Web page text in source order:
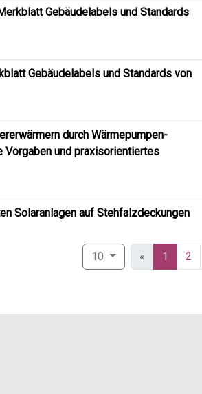
Gebäudelabels und Standards
Gebäudelabels und Standards von
durch Wärmepumpen-
und praxisorientiertes
Solaranlagen auf Stehfalzdeckungen
10 « 1 (current)
2